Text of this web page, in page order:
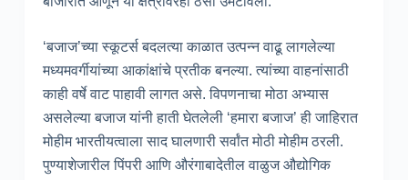
‘बजाज’च्या स्कूटर्स बदलत्या काळात उत्पन्न वाढू लागलेल्या
मध्यमवर्गीयांच्या आकांक्षांचे प्रतीक बनल्या. त्यांच्या वाहनांसाठी
काही वर्षे वाट पाहावी लागत असे. विपणनाचा मोठा अभ्यास
असलेल्या बजाज यांनी हाती घेतलेली ‘हमारा बजाज’ ही जाहिरात
मोहीम भारतीयत्वाला साद घालणारी सर्वांत मोठी मोहीम ठरली.
पुण्याशेजारील पिंपरी आणि औरंगाबादेतील वाळुज औद्योगिक